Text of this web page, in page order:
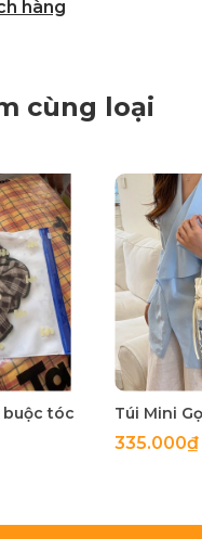
hàng
cùng loại
tóc
335.000₫